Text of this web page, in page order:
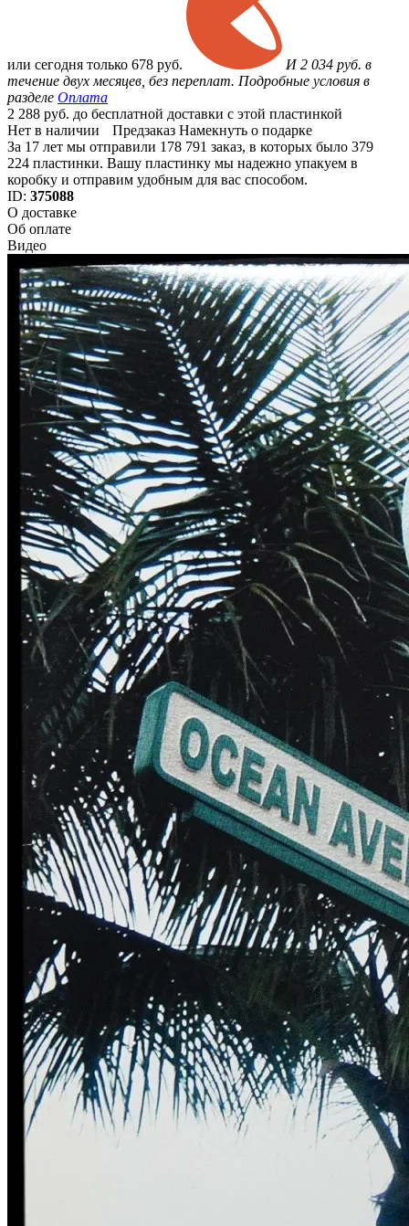
или сегодня только 678 руб.
И 2 034 руб. в
течение двух месяцев, без переплат. Подробные условия в
разделе Оплата
2 288 руб. до бесплатной доставки с этой пластинкой
Нет в наличии
Предзаказ Намекнуть о подарке
За 17 лет мы отправили 178 791 заказ, в которых было 379
224 пластинки. Вашу пластинку мы надежно упакуем в
коробку и отправим удобным для вас способом.
ID: 375088
О доставке
Об оплате
Видео